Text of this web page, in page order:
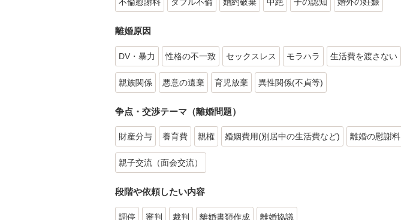
不倫慰謝料 ダブル不倫 婚約破棄 中絶 子の認知 婚外の妊娠
離婚原因
DV・暴力 性格の不一致 セックスレス モラハラ 生活費を渡さない
親族関係 悪意の遺棄 育児放棄 異性関係(不貞等)
争点・交渉テーマ（離婚問題）
財産分与 養育費 親権 婚姻費用(別居中の生活費など) 離婚の慰謝料
親子交流（面会交流）
段階や依頼したい内容
調停 審判 裁判 離婚書類作成 離婚協議